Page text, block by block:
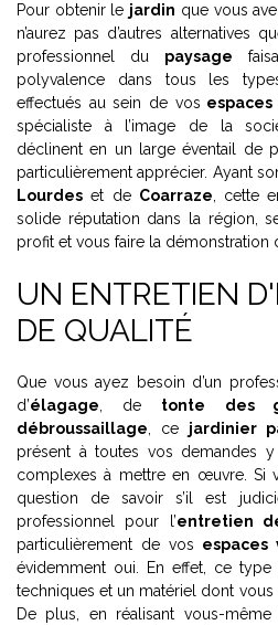
Pour obtenir le jardin que vous
n’aurez pas d’autres alternatives
professionnel du paysage
polyvalence dans tous les
effectués au sein de vos
spécialiste à l’image de la
déclinent en un large éventail de
particulièrement apprécier. Ayant
Lourdes et de Coarraze, cette
solide réputation dans la région,
profit et vous faire la démonstration
UN ENTRETIEN
DE QUALITÉ
Que vous ayez besoin d’un
d’élagage, de tonte des
débroussaillage, ce jardinier
présent à toutes vos demandes
complexes à mettre en œuvre. Si
question de savoir s’il est
professionnel pour l’entretien
particulièrement de vos espaces
évidemment oui. En effet, ce type
techniques et un matériel dont
De plus, en réalisant vous-